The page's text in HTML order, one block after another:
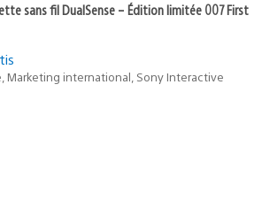
sans fil DualSense – Édition limitée 007 First
Marketing international, Sony Interactive